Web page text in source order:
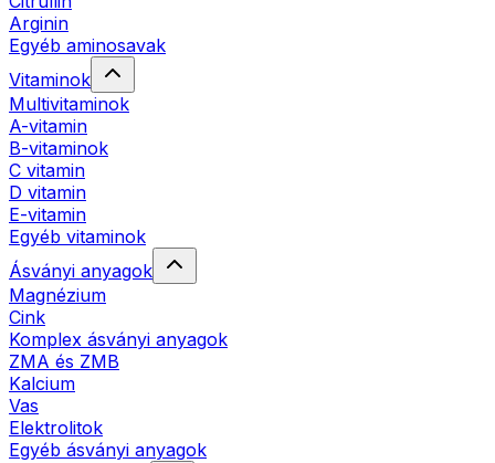
Arginin
Egyéb aminosavak
Vitaminok
Multivitaminok
A-vitamin
B-vitaminok
C vitamin
D vitamin
E-vitamin
Egyéb vitaminok
Ásványi anyagok
Magnézium
Cink
Komplex ásványi anyagok
ZMA és ZMB
Kalcium
Vas
Elektrolitok
Egyéb ásványi anyagok